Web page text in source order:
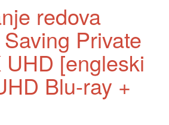
redova
Private
UHD [engleski
Blu-ray +